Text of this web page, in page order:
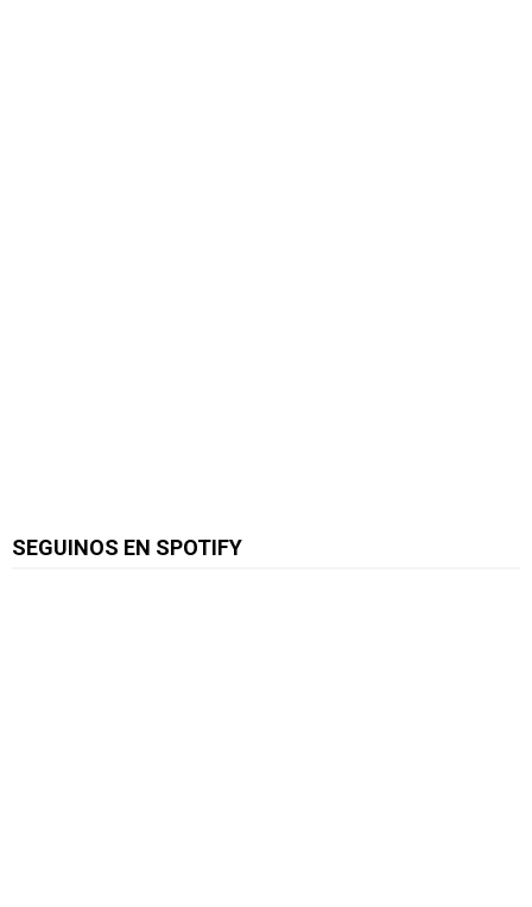
SEGUINOS EN SPOTIFY